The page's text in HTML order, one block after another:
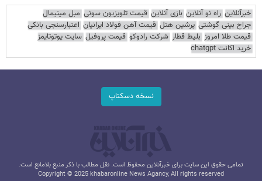
خبرآنلاین راه نو آنلاین بازی آنلاین قیمت تلویزیون سونی مبل مینیمال
جراح بینی گوشتی پرشین هتل قیمت آهن فولاد ایرانیان اعتبارسنجی بانکی
قیمت طلا امروز بلیط قطار شرکت رادوکو قیمت پروفیل سایت یوتوتایمز
خرید اکانت chatgpt
نسخه دسکتاپ
تمامی حقوق این سایت برای خبرآنلاین محفوظ است. نقل مطالب با ذکر منبع بلامانع است.
Copyright © 2025 khabaronline News Agancy, All rights reserved